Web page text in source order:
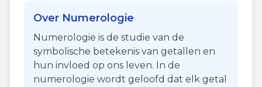
Over Numerologie
Numerologie is de studie van de
symbolische betekenis van getallen en
hun invloed op ons leven. In de
numerologie wordt geloofd dat elk getal